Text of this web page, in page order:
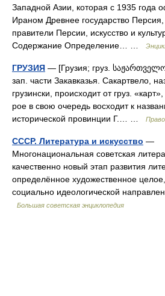
Западной Азии, которая с 1935 года
Ираном Древнее государство Персия,
правители Персии, искусство и
Содержание Определение… …
ГРУЗИЯ — [Грузия; груз.
зап. части Закавказья. Сакартвело,
грузински, происходит от груз.
рое в свою очередь восходит к
исторической провинции Г.… …
СССР. Литература и искусство —
Многонациональная советская
качественно новый этап развития
определённое художественное
социально идеологической
Большая советская энциклопедия